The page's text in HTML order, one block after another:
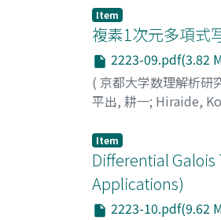
into C*-algebraic
homeomorphic to
equivalent class of
particular closed set
topology of their
and Karpel (T.
Item
複素1次元多項式
2223-09.pdf(3.82
( 京都大学数理解析研
平出, 耕一; Hiraide,
Item
Differential
Applications)
2223-10.pdf(9.62